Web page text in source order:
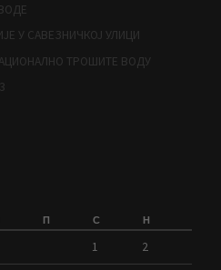
У САВЕЗНИЧКОЈ УЛИЦИ
ТРОШИТЕ ВОДУ
П С Н
1 2